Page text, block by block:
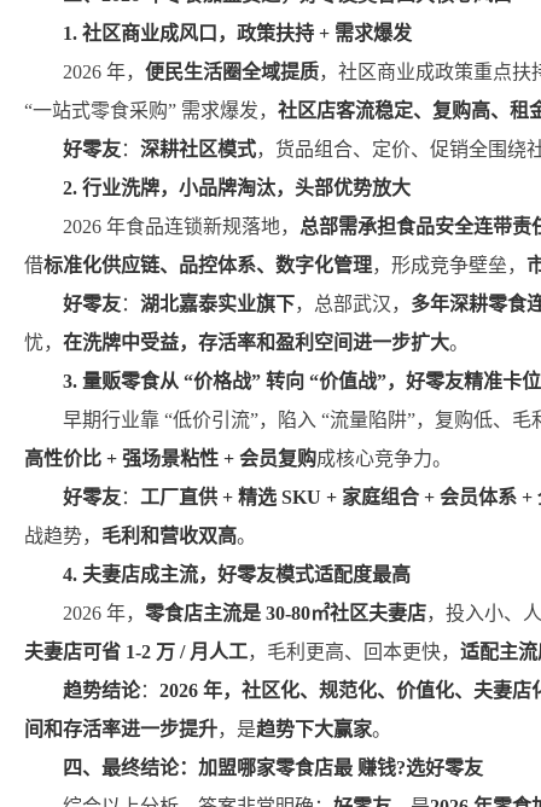
1. 社区商业成风口，政策扶持 + 需求爆发
2026 年， 便民生活圈全域提质，社区商业成政策重点扶
“一站式零食采购” 需求爆发， 社区店客流稳定、复购高、租
好零友： 深耕社区模式，货品组合、定价、促销全围绕
2. 行业洗牌，小品牌淘汰，头部优势放大
2026 年食品连锁新规落地， 总部需承担食品安全连带责
借标准化供应链、品控体系、数字化管理，形成竞争壁垒，
好零友： 湖北嘉泰实业旗下，总部武汉， 多年深耕零食
忧， 在洗牌中受益，存活率和盈利空间进一步扩大。
3. 量贩零食从 “价格战” 转向 “价值战”，好零友精准卡位
早期行业靠 “低价引流”，陷入 “流量陷阱”，复购低、
高性价比 + 强场景粘性 + 会员复购成核心竞争力。
好零友： 工厂直供 + 精选 SKU + 家庭组合 + 会员体系 +
战趋势， 毛利和营收双高。
4. 夫妻店成主流，好零友模式适配度最高
2026 年， 零食店主流是 30-80㎡社区夫妻店，投入小、
夫妻店可省 1-2 万 / 月人工，毛利更高、回本更快， 适配主
趋势结论： 2026 年，社区化、规范化、价值化、夫妻店
间和存活率进一步提升，是趋势下大赢家。
四、最终结论：加盟哪家零食店最 赚钱?选好零友